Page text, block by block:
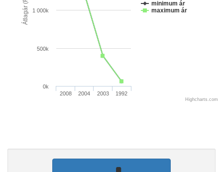
Átlagár (Ft)
minimum ár
maximum ár
2008 2004 2003 1992
0k
500k
1 000k
Highcharts.com